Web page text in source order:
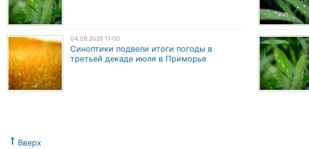
04.08.2026 11:00
Синоптики подвели итоги погоды в
третьей декаде июля в Приморье
Вверх